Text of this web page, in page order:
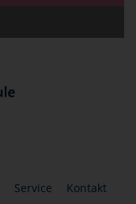
Service Kontakt